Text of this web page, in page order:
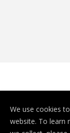
We use cookies
website. To learn